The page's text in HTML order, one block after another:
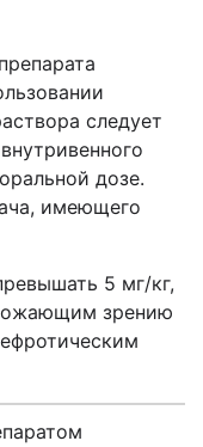
следует
дозе.
имеющего
5 мг/кг,
зрению